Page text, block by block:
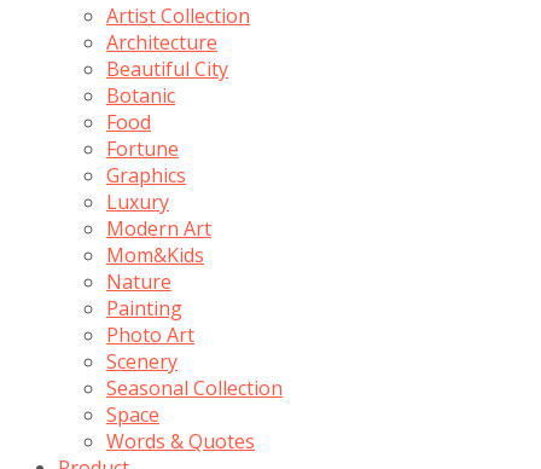
Artist Collection
Architecture
Beautiful City
Botanic
Food
Fortune
Graphics
Luxury
Modern Art
Mom&Kids
Nature
Painting
Photo Art
Scenery
Seasonal Collection
Space
Words & Quotes